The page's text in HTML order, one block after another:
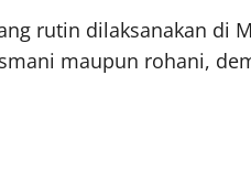
rutin dilaksanakan di
maupun rohani,